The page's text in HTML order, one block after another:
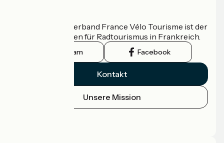
Der nationale Verband France Vélo Tourisme ist der
offizielle Leitfaden für Radtourismus in Frankreich.
Instagram Facebook
Kontakt
Unsere Mission